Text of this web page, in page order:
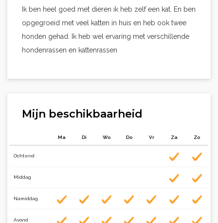
Ik ben heel goed met dieren ik heb zelf een kat. En ben
opgegroeid met veel katten in huis en heb ook twee
honden gehad. Ik heb wel ervaring met verschillende
hondenrassen en kattenrassen
Mijn beschikbaarheid
Ma Di Wo Do Vr Za Zo
Ochtend
Middag
Namiddag
Avond